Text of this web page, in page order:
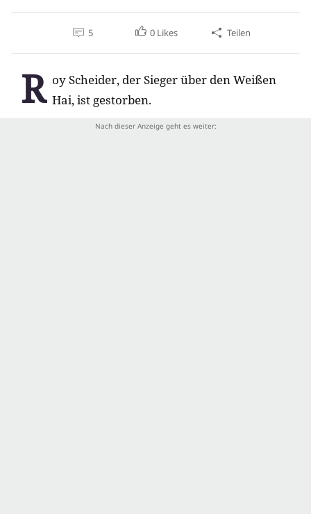
5 0 Likes Teilen
R oy Scheider, der Sieger über den Weißen
Hai, ist gestorben.